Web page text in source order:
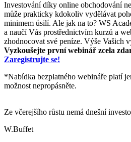
Investování díky online obchodování
může prakticky kdokoliv vydělávat
minimem úsilí. Ale jak na to? WS
a naučí Vás prostřednictvím kurzů a
zhodnocovat své peníze. Výše Vašich
Vyzkoušejte první webinář zcela
Zaregistrujte se!
*Nabídka bezplatného webináře platí
možnost nepropásněte.
Ze včerejšího růstu nemá dnešní
W.Buffet